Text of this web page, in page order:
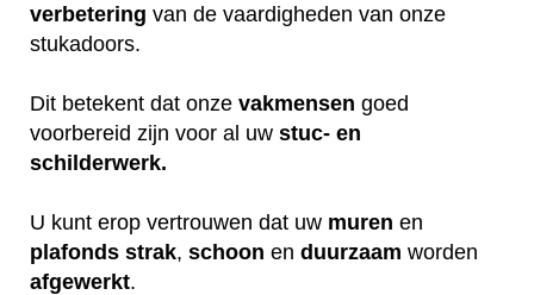
verbetering van de vaardigheden van onze
stukadoors.
Dit betekent dat onze vakmensen goed
voorbereid zijn voor al uw stuc- en
schilderwerk.
U kunt erop vertrouwen dat uw muren en
plafonds strak, schoon en duurzaam worden
afgewerkt.